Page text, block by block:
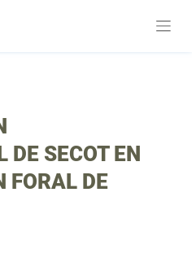
SECOT EN
FORAL DE